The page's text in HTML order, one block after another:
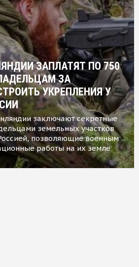
ЗАПЛАТЯТ ПО 750
ЗА
УКРЕПЛЕНИЯ У
заключают секретные
земельных участков
позволяющие военным
работы на их земле